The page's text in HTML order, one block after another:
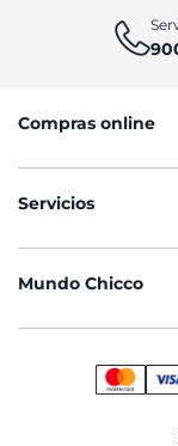
Compras online
Servicios
Mundo Chicco